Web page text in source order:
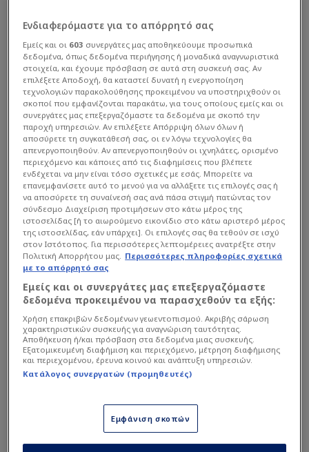
«Λέει ό,τι θέλει οΜάριος Ηλιόπουλος. Κέρδισε
ένα πρωτάθλημα, το οποίο ελάχιστοι περίμεναν
στην αρχή της χρονιάς», ανέφερε αρχικά ο
Αντώνης Καρπετόπουλος. «Αλλά το κέρδισε γιατί
έκανε εντελώς διαφορετικά πράγματα απ' όσα
είπε σήμερα. Είπε κ.Ριμπάλτα, κ.Νίκολιτς»,
πρόσθεσε ο Γιώργος Χελάκης.
Διαβάστε επίσης...
Σκληρή απάντηση
Καραπαπά σε οπαδούς της
ΑΕΚ για Μεντιλίμπαρ και
πρωτάθλημα!
μπουζούκια η ΑΕΚ: Χαμός
όταν τραγούδησε ο
Ηλιόπουλος (VD)
Ενδιαφερόμαστε για το απόρρητό σας
Εμείς και οι 603 συνεργάτες μας αποθηκεύουμε προσωπικά
δεδομένα, όπως δεδομένα περιήγησης ή μοναδικά αναγνωριστικά
στοιχεία, και έχουμε πρόσβαση σε αυτά στη συσκευή σας. Αν
επιλέξετε Αποδοχή, θα καταστεί δυνατή η ενεργοποίηση
τεχνολογιών παρακολούθησης προκειμένου να υποστηριχθούν οι
σκοποί που εμφανίζονται παρακάτω, για τους οποίους εμείς και οι
συνεργάτες μας επεξεργαζόμαστε τα δεδομένα με σκοπό την
παροχή υπηρεσιών. Αν επιλέξετε Απόρριψη όλων όλων ή
αποσύρετε τη συγκατάθεσή σας, οι εν λόγω τεχνολογίες θα
απενεργοποιηθούν. Αν απενεργοποιηθούν οι ιχνηλάτες, ορισμένο
περιεχόμενο και κάποιες από τις διαφημίσεις που βλέπετε
ενδέχεται να μην είναι τόσο σχετικές με εσάς. Μπορείτε να
επανεμφανίσετε αυτό το μενού για να αλλάξετε τις επιλογές σας ή
να αποσύρετε τη συναίνεσή σας ανά πάσα στιγμή πατώντας τον
σύνδεσμο Διαχείριση προτιμήσεων στο κάτω μέρος της
ιστοσελίδας [ή το αιωρούμενο εικονίδιο στο κάτω αριστερό μέρος
της ιστοσελίδας, εάν υπάρχει]. Οι επιλογές σας θα τεθούν σε ισχύ
στον Ιστότοπος. Για περισσότερες λεπτομέρειες ανατρέξτε στην
Πολιτική Απορρήτου μας. Περισσότερες πληροφορίες σχετικά
με το απόρρητό σας
Εμείς και οι συνεργάτες μας επεξεργαζόμαστε
δεδομένα προκειμένου να παρασχεθούν τα εξής:
Χρήση επακριβών δεδομένων γεωεντοπισμού. Ακριβής σάρωση
χαρακτηριστικών συσκευής για αναγνώριση ταυτότητας.
Αποθήκευση ή/και πρόσβαση στα δεδομένα μιας συσκευής.
Εξατομικευμένη διαφήμιση και περιεχόμενο, μέτρηση διαφήμισης
και περιεχομένου, έρευνα κοινού και ανάπτυξη υπηρεσιών.
Κατάλογος συνεργατών (προμηθευτές)
Εμφάνιση σκοπών